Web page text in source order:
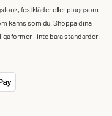
festkläder eller plagg som
känns som du. Shoppa dina
former – inte bara standarder.